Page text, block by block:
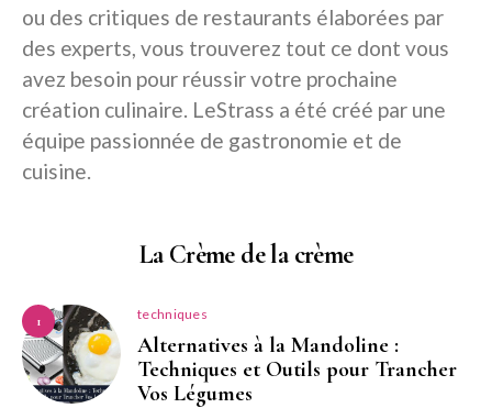
ou des critiques de restaurants élaborées par
des experts, vous trouverez tout ce dont vous
avez besoin pour réussir votre prochaine
création culinaire. LeStrass a été créé par une
équipe passionnée de gastronomie et de
cuisine.
La Crème de la crème
1 techniques
Alternatives à la Mandoline :
Techniques et Outils pour Trancher
Vos Légumes